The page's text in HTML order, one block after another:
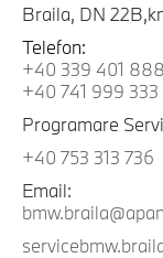
Braila, DN
Telefon:
+40 339 401 888
+40 741 999 333
Programare
+40 753 313 736
Email: